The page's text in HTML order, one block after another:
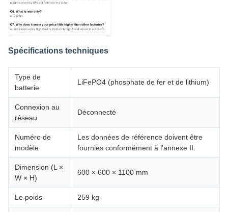
Spécifications techniques
Type de
batterie
LiFePO4 (phosphate de fer et de lithium)
Connexion au
réseau
Déconnecté
Numéro de
modèle
Les données de référence doivent être
fournies conformément à l'annexe II.
Dimension (L ×
W × H)
600 × 600 × 1100 mm
Le poids 259 kg